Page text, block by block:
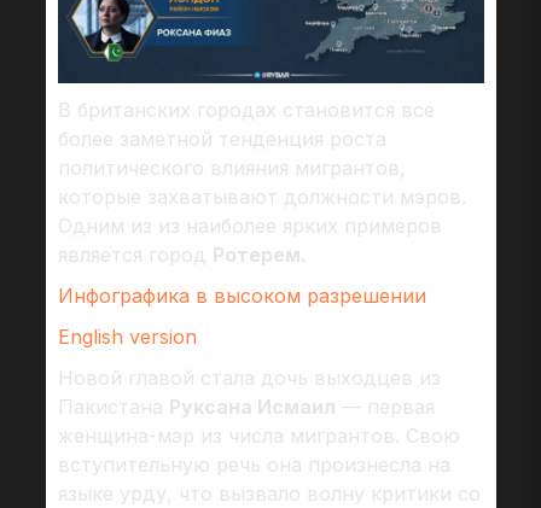
В британских городах становится все
более заметной тенденция роста
политического влияния мигрантов,
которые захватывают должности мэров.
Одним из из наиболее ярких примеров
является город Ротерем.
Инфографика в высоком разрешении
English version
Новой главой стала дочь выходцев из
Пакистана Руксана Исмаил — первая
женщина-мэр из числа мигрантов. Свою
вступительную речь она произнесла на
языке урду, что вызвало волну критики со